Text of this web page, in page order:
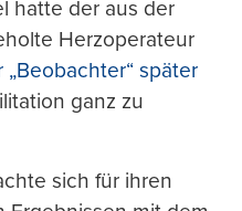
hatte der aus der
Herzoperateur
„Beobachter“ später
ganz zu
sich für ihren